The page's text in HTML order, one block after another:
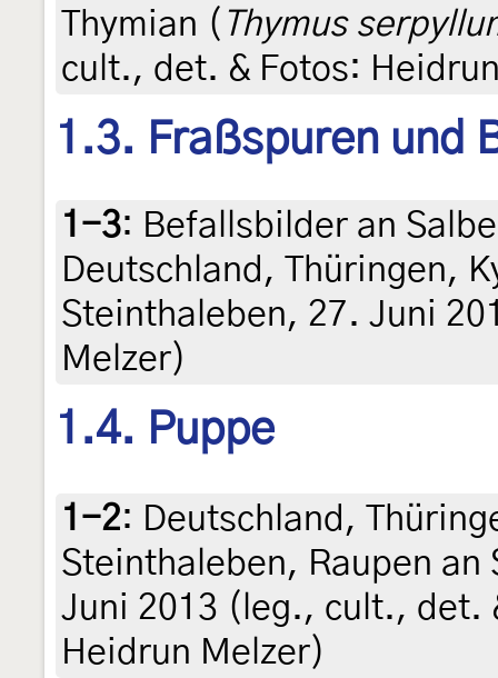
Thymian ( Thymus
cult., det. & Fotos:
1.3. Fraßspuren und
1-3: Befallsbilder an
Deutschland, Thüringen,
Steinthaleben, 27. Juni
Melzer)
1.4. Puppe
1-2: Deutschland,
Steinthaleben, Raupen an
Juni 2013 (leg., cult., det.
Heidrun Melzer)